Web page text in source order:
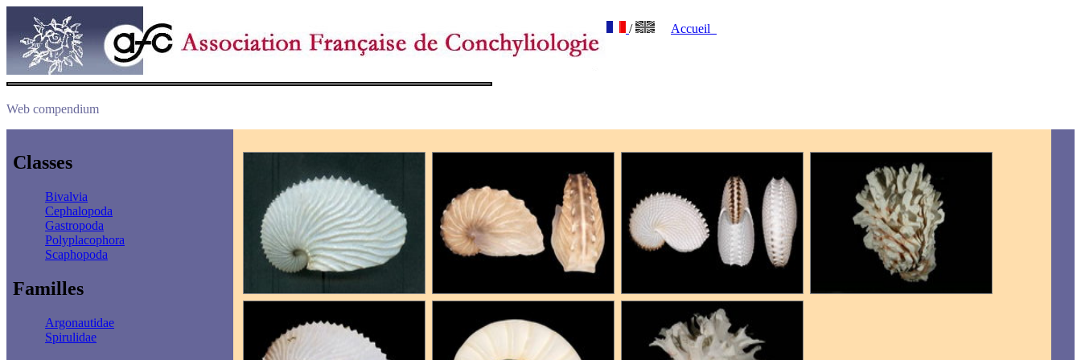
/ Accueil
Web compendium
Classes
Bivalvia
Cephalopoda
Gastropoda
Polyplacophora
Scaphopoda
Familles
Argonautidae
Spirulidae